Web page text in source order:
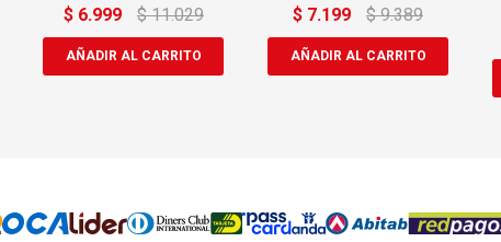
Qatar
$ 6.999 $ 11.029
75
$ 7.199 $ 9.389